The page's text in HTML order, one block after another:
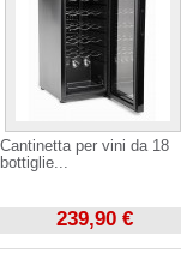
Cantinetta per vini da 18
bottiglie...
239,90 €